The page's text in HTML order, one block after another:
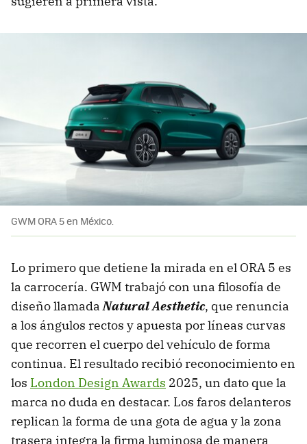
GWM ORA 5 en México.
Lo primero que detiene la mirada en el ORA 5 es
la carrocería. GWM trabajó con una filosofía de
diseño llamadaNatural Aesthetic, que renuncia
a los ángulos rectos y apuesta por líneas curvas
que recorren el cuerpo del vehículo de forma
continua. El resultado recibió reconocimiento en
los London Design Awards 2025, un dato que la
marca no duda en destacar. Los faros delanteros
replican la forma de una gota de agua y la zona
trasera integra la firma luminosa de manera